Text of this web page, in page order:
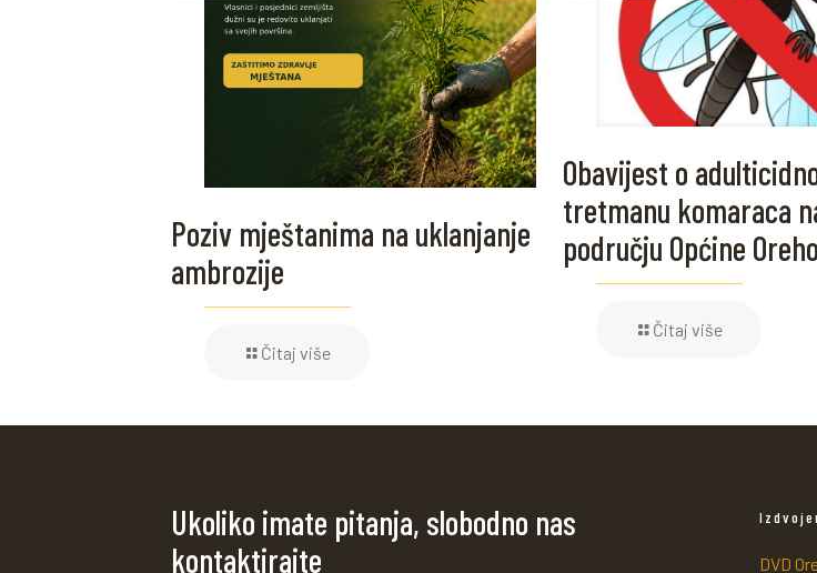
Poziv mještanima na uklanjanje
ambrozije
Čitaj više
Obavijest o
tretmanu komaraca
području Općine
Čitaj više
Ukoliko imate pitanja, slobodno nas
kontaktirajte
DVD